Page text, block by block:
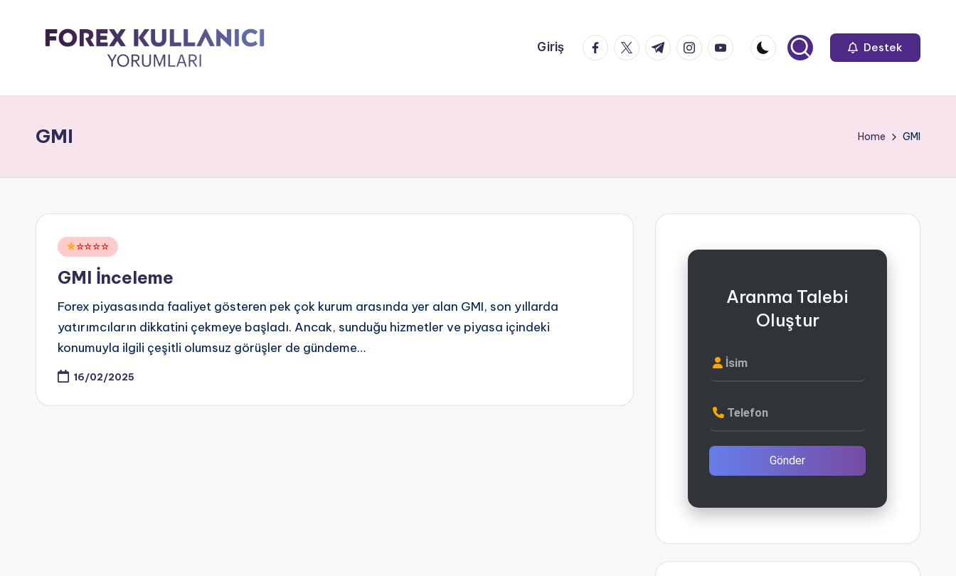
Giriş facebook.com
twitter.com
t.me instagram.com
youtube.com Destek
GMI Home GMI
Posted
☆☆☆☆
GMI İnceleme
Forex piyasasında faaliyet gösteren pek çok kurum arasında yer alan GMI, son yıllarda
yatırımcıların dikkatini çekmeye başladı. Ancak, sunduğu hizmetler ve piyasa içindeki
konumuyla ilgili çeşitli olumsuz görüşler de gündeme…
16/02/2025
Aranma Talebi
Oluştur
İsim
Telefon
Gönder